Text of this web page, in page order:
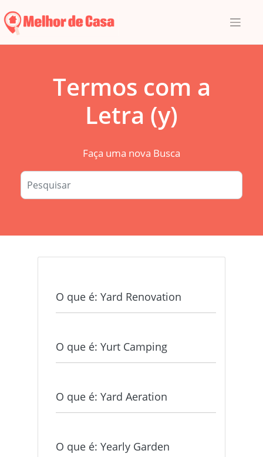
to
content
Termos com a
Letra (y)
Faça uma nova Busca
O que é: Yard Renovation
O que é: Yurt Camping
O que é: Yard Aeration
O que é: Yearly Garden